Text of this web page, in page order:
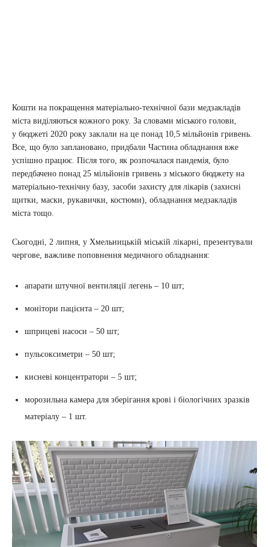
Кошти на покращення матеріально-технічної бази медзакладів
міста виділяються кожного року. За словами міського голови,
у бюджеті 2020 року заклали на це понад 10,5 мільйонів гривень.
Все, що було заплановано, придбали Частина обладнання вже
успішно працює. Після того, як розпочалася пандемія, було
передбачено понад 25 мільйонів гривень з міського бюджету на
матеріально-технічну базу, засоби захисту для лікарів (захисні
щитки, маски, рукавички, костюми), обладнання медзакладів
міста тощо.
Сьогодні, 2 липня, у Хмельницькій міській лікарні, презентували
чергове, важливе поповнення медичного обладнання:
апарати штучної вентиляції легень – 10 шт;
монітори пацієнта – 20 шт;
шприцеві насоси – 50 шт;
пульсоксиметри – 50 шт;
кисневі концентратори – 5 шт;
морозильна камера для зберігання крові і біологічних зразків
матеріалу – 1 шт.